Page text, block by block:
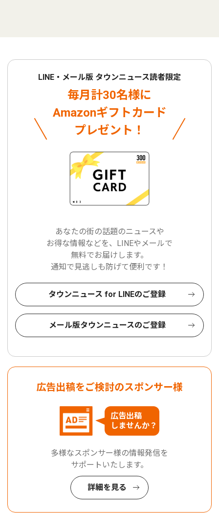
LINE・メール版 タウンニュース読者限定
毎月計30名様に
Amazonギフトカード
プレゼント！
あなたの街の話題のニュースや
お得な情報などを、LINEやメールで
無料でお届けします。
通知で見逃しも防げて便利です！
タウンニュース for LINEのご登録
メール版タウンニュースのご登録
広告出稿をご検討のスポンサー様
広告出稿
しませんか？
多様なスポンサー様の情報発信を
サポートいたします。
詳細を見る